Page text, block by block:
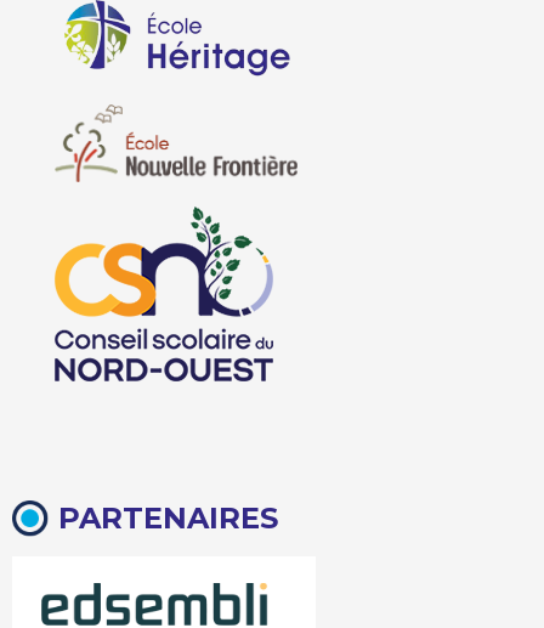
PARTENAIRES